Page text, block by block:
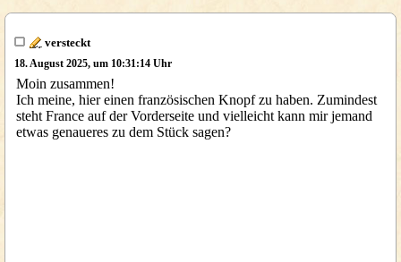
versteckt
18. August 2025, um 10:31:14 Uhr
Moin zusammen!
Ich meine, hier einen französischen Knopf zu haben. Zumindest
steht France auf der Vorderseite und vielleicht kann mir jemand
etwas genaueres zu dem Stück sagen?